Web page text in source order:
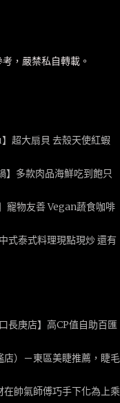
，嚴禁私自轉載。
超大扇貝 去殼天使紅蝦
】多款肉品海鮮吃到飽只
寵物友善 Vegan蔬食咖啡
式泰式料理現點現炒 還有
長庚店】高CP值自助百匯
店）－東區美睫推薦，睫毛
帥氣師傅巧手下化為上乘